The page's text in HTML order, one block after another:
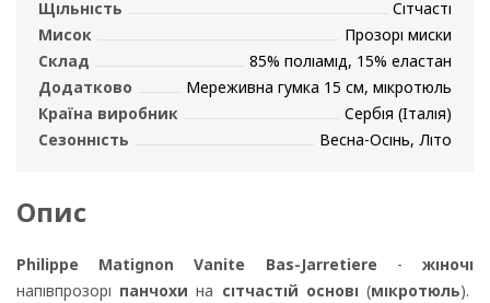
Щільність
Сітчасті
Мисок
Прозорі миски
Склад
85% поліамід, 15% еластан
Додатково
Мереживна гумка 15 см, мікротюль
Країна виробник
Сербія (Італія)
Сезонність
Весна-Осінь, Літо
Опис
Philippe Matignon Vanite Bas-Jarretiere -жіночі
напівпрозорі панчохи на сітчастій основі (мікротюль).